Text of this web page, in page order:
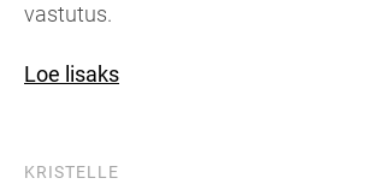
vastutus.
Loe lisaks
KRISTELLE